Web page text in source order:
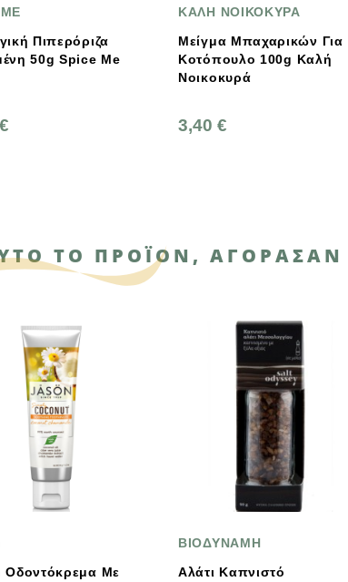
ΚΑΛΗ ΝΟΙΚΟΚΥΡΑ
Μείγμα Μπαχαρικών Για
Κοτόπουλο 100g Kαλή
3,40 €
ΒΙΟΑΓΡΟΣ
Spice Me
Κανέλα Κεϋλάνης
Αλεσμένη 50g
1,90 €
ΤΟ ΠΡΟΪΌΝ, ΑΓΌΡΑΣΑΝ
Αλάτι Καπνιστό
ΛΑΧΑΝΙΚΑ
Βιολογικό